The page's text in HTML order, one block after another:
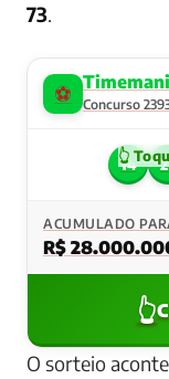
73.
⚽ Concurso
14
ACUMULADO
R$
👆
O sorteio